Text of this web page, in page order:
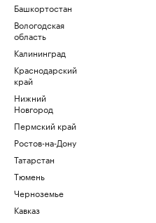
Башкортостан
Вологодская
область
Калининград
Краснодарский
край
Нижний
Новгород
Пермский край
Ростов-на-Дону
Татарстан
Тюмень
Черноземье
Кавказ